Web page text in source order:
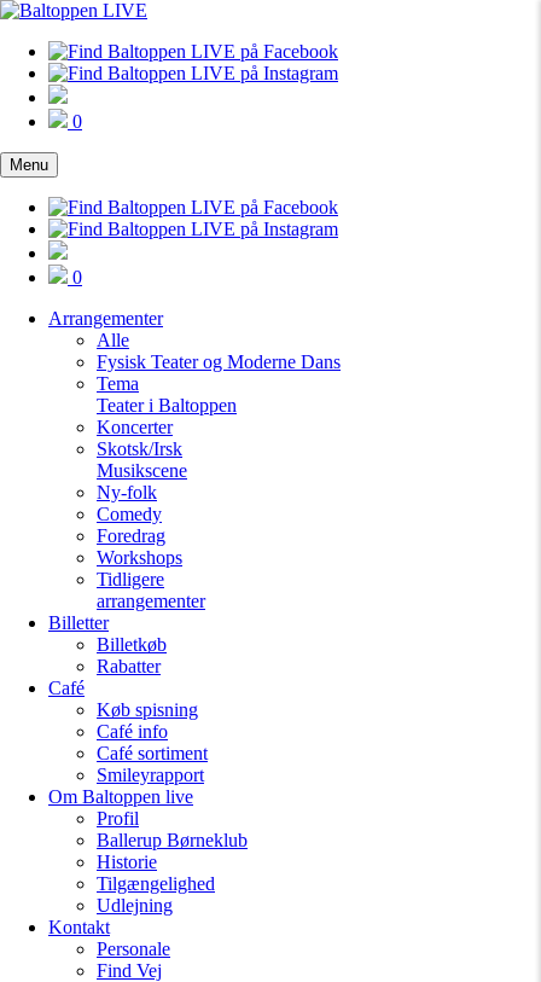
0
Menu
0
Arrangementer
Alle
Fysisk Teater og Moderne Dans
Tema
Teater i Baltoppen
Koncerter
Skotsk/Irsk
Musikscene
Ny-folk
Comedy
Foredrag
Workshops
Tidligere
arrangementer
Billetter
Billetkøb
Rabatter
Café
Køb spisning
Café info
Café sortiment
Smileyrapport
Om Baltoppen live
Profil
Ballerup Børneklub
Historie
Tilgængelighed
Udlejning
Kontakt
Personale
Find Vej